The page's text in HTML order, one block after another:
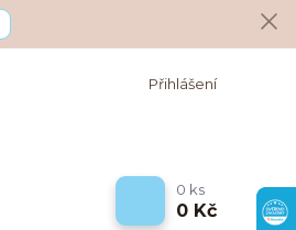
Přihlášení
0 ks
0 Kč